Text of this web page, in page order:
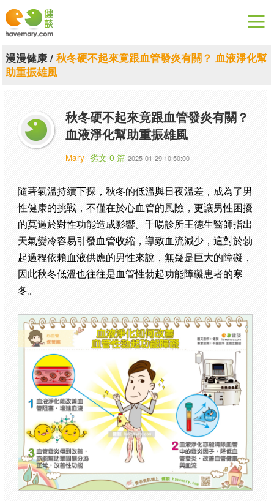
漫漫健康
關於健談
聯絡我們
漫漫健康/ 秋冬硬不起來竟跟血管發炎有關？ 血液淨化幫
助重振雄風
秋冬硬不起來竟跟血管發炎有關？
血液淨化幫助重振雄風
Mary 劣文 0 篇 2025-01-29 10:50:00
隨著氣溫持續下探，秋冬的低溫與日夜溫差，成為了男
性健康的挑戰，不僅在於心血管的風險，更讓男性困擾
的莫過於對性功能造成影響。千暘診所王德生醫師指出
天氣變冷容易引發血管收縮，導致血流減少，這對於勃
起過程依賴血液供應的男性來說，無疑是巨大的障礙，
因此秋冬低溫也往往是血管性勃起功能障礙患者的寒
冬。